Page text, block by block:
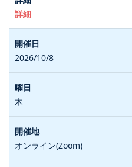
詳細
2026/10/8
木
オンライン(Zoom)